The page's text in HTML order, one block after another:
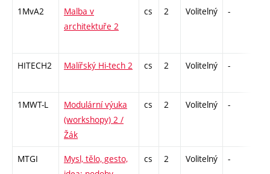
1MvA2
Malba v
architektuře 2
cs 2 Volitelný -
HITECH2 Malířský Hi-tech 2 cs 2 Volitelný -
1MWT-L
Modulární výuka
(workshopy) 2 /
Žák
cs 2 Volitelný -
MTGI
Mysl, tělo, gesto,
cs 2 Volitelný -